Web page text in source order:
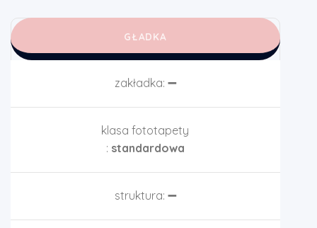
GŁADKA
zakładka: ➖
klasa fototapety
: standardowa
struktura: ➖